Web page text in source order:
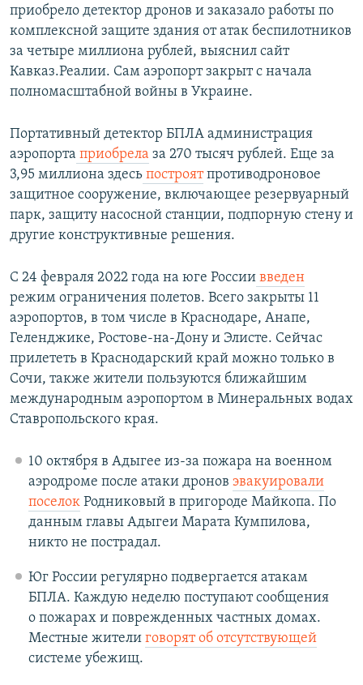
приобрело детектор дронов и заказало работы по
комплексной защите здания от атак беспилотников
за четыре миллиона рублей, выяснил сайт
Кавказ.Реалии. Сам аэропорт закрыт с начала
полномасштабной войны в Украине.
Портативный детектор БПЛА администрация
аэропорта приобрела за 270 тысяч рублей. Еще за
3,95 миллиона здесь построятпротиводроновое
защитное сооружение, включающее резервуарный
парк, защиту насосной станции, подпорную стену и
другие конструктивные решения.
С 24 февраля 2022 года на юге России введен
режим ограничения полетов. Всего закрыты 11
аэропортов, в том числе в Краснодаре, Анапе,
Геленджике, Ростове-на-Дону и Элисте. Сейчас
прилететь в Краснодарский край можно только в
Сочи, также жители пользуются ближайшим
международным аэропортом в Минеральных водах
Ставропольского края.
10 октября в Адыгее из-за пожара на военном
аэродроме после атаки дронов эвакуировали
поселокРодниковый в пригороде Майкопа. По
данным главы Адыгеи Марата Кумпилова,
никто не пострадал.
Юг России регулярно подвергается атакам
БПЛА. Каждую неделю поступают сообщения
о пожарах и поврежденных частных домах.
Местные жители говорят об отсутствующей
системе убежищ.